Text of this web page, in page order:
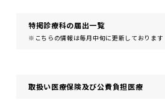
特掲診療科の届出⼀覧
※こちらの情報は毎月中旬に更新しております
取扱い医療保険及び公費負担医療